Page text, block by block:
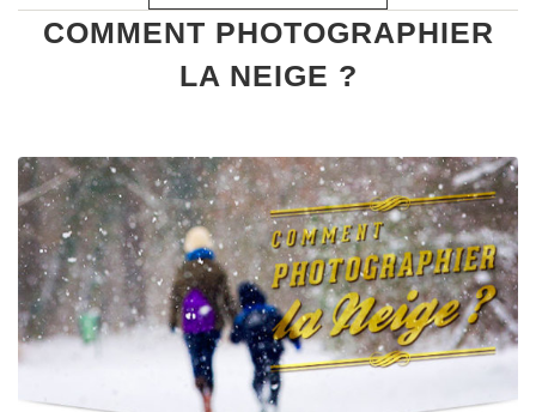
COMMENT PHOTOGRAPHIER
LA NEIGE ?